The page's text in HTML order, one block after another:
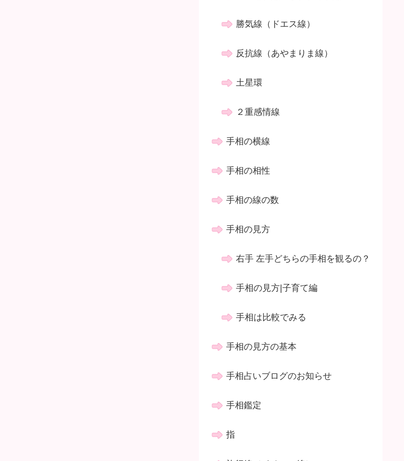
勝気線（ドエス線）
反抗線（あやまりま線）
土星環
２重感情線
手相の横線
手相の相性
手相の線の数
手相の見方
右手 左手どちらの手相を観るの？
手相の見方|子育て編
手相は比較でみる
手相の見方の基本
手相占いブログのお知らせ
手相鑑定
指